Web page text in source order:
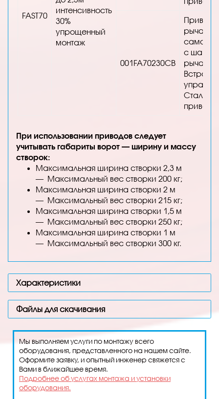
FAST70
интенсивность
30%
упрощенный
монтаж
001FA70230CB
Привод
с
привода.
При использовании приводов следует
учитывать габариты ворот — ширину и массу
створок:
Максимальная ширина створки 2,3 м
— Максимальный вес створки 200 кг;
Максимальная ширина створки 2 м
— Максимальный вес створки 215 кг;
Максимальная ширина створки 1,5 м
— Максимальный вес створки 250 кг;
Максимальная ширина створки 1 м
— Максимальный вес створки 300 кг.
Характеристики
Файлы для скачивания
Мы выполняем услуги по монтажу всего
оборудования, представленного на нашем сайте.
Оформите заявку, и опытный инженер свяжется с
Вами в ближайшее время.
Подробнее об услугах монтажа и установки
оборудования.